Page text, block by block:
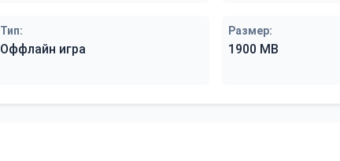
Тип:
Оффлайн игра
Размер:
1900 MB